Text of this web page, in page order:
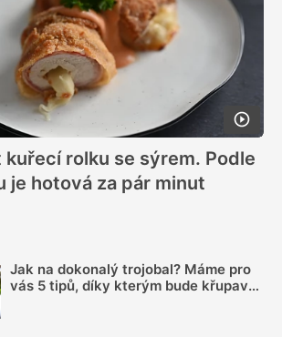
rolku se sýrem. Podle
je hotová za pár minut
Jak na dokonalý trojobal? Máme pro
vás 5 tipů, díky kterým bude křupavá